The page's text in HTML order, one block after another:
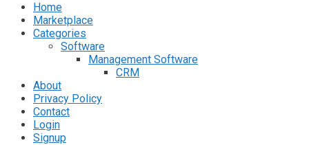
Home
Marketplace
Categories
Software
Management Software
CRM
About
Privacy Policy
Contact
Login
Signup